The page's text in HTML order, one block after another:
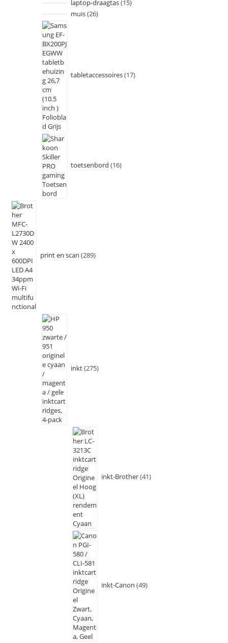
laptop-draagtas 15
muis 26
tabletaccessoires 17
toetsenbord 16
print en scan 289
inkt 275
inkt-Brother 41
inkt-Canon 49